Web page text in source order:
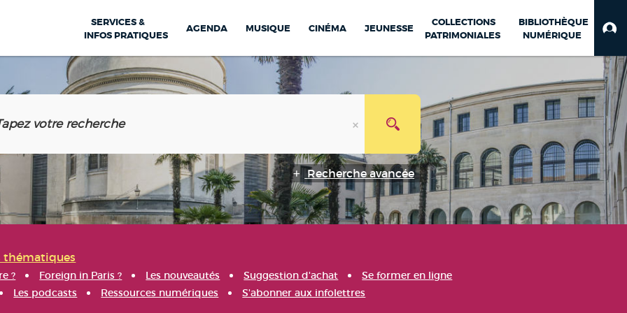
SERVICES &
INFOS PRATIQUES
AGENDA MUSIQUE CINÉMA JEUNESSE
COLLECTIONS
PATRIMONIALES
BIBLIOTHÈQUE
NUMÉRIQUE
Recherche avancée
thématiques
? Foreign in Paris ? Les nouveautés Suggestion d'achat
Se former en ligne
Les podcasts Ressources numériques S'abonner aux infolettres